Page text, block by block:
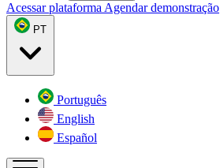
Acessar plataforma Agendar demonstração
PT
Português
English
Español